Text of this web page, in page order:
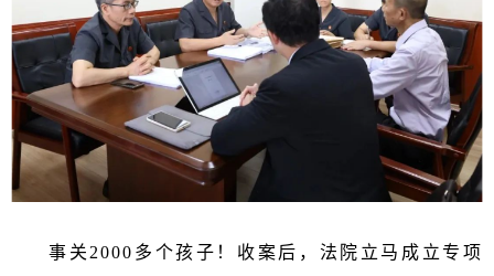
事关2000多个孩子 ！ 收案后，法院立马成立专项